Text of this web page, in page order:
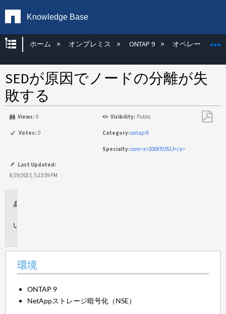
Knowledge Base
グローバル階層を展開/折りたたむ
ホーム オンプレミス ONTAP 9 オペレーティン
SEDが原因でノードの分離が失
敗する
Views: 9 Visibility: Public
Votes: 0 Category:ontap-9
Specialty:core<a>2009703513</a>
Last Updated:
8/29/2023, 5:23:59 PM
環境
ONTAP 9
NetAppストレージ暗号化（NSE）